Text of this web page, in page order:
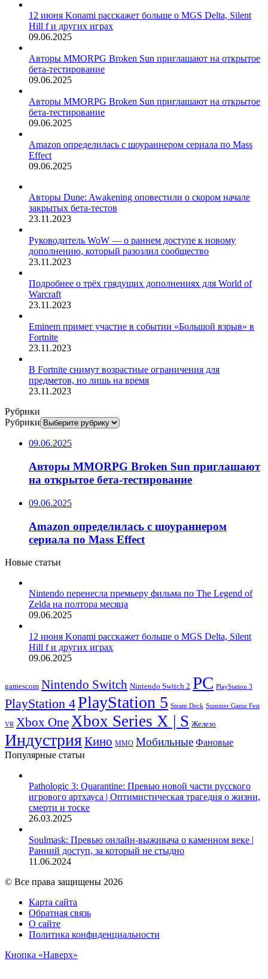
12 июня Konami расскажет больше о MGS Delta, Silent
Hill f и других играх
09.06.2025
Авторы MMORPG Broken Sun приглашают на открытое
бета-тестирование
09.06.2025
Авторы MMORPG Broken Sun приглашают на открытое
бета-тестирование
09.06.2025
Amazon определилась с шоураннером сериала по Mass
Effect
09.06.2025
Авторы Dune: Awakening оповестили о скором начале
закрытых бета-тестов
23.11.2023
Руководитель WoW — о раннем доступе к новому
дополнению, который разозлил сообщество
23.11.2023
Подробнее о трёх грядущих дополнениях для World of
Warcraft
23.11.2023
Eminem примет участие в событии «Большой взрыв» в
Fortnite
23.11.2023
В Fortnite снимут возрастные ограничения для
предметов, но лишь на время
23.11.2023
Рубрики
Рубрики
09.06.2025
Авторы MMORPG Broken Sun приглашают
на открытое бета-тестирование
09.06.2025
Amazon определилась с шоураннером
сериала по Mass Effect
Новые статьи
Nintendo перенесла премьеру фильма по The Legend of
Zelda на полтора месяца
09.06.2025
12 июня Konami расскажет больше о MGS Delta, Silent
Hill f и других играх
09.06.2025
gamescom Nintendo Switch Nintendo Switch 2 PC PlayStation 3
PlayStation 4PlayStation 5 Steam Deck Summer Game Fest
VR Xbox OneXbox Series X | S Железо
ИндустрияКино ММО Мобильные Фановые
Популярные статьи
Pathologic 3: Quarantine: Превью новой части русского
игрового артхауса | Оптимистическая трагедия о жизни,
смерти и тоске
26.03.2025
Soulmask: Превью онлайн-выживача о каменном веке |
Ранний доступ, за который не стыдно
11.06.2024
© Все права защищены 2026
Карта сайта
Обратная связь
О сайте
Политика конфиденциальности
Кнопка «Наверх»